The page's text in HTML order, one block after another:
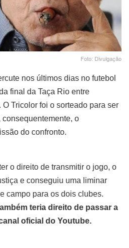
Foto: Divulgação
nos últimos dias no futebol
final da Taça Rio entre
Tricolor foi o sorteado para ser
o
do confronto.
o direito de transmitir o jogo, o
e conseguiu uma liminar
campo para os dois clubes.
teria direito de passar a
oficial do Youtube.